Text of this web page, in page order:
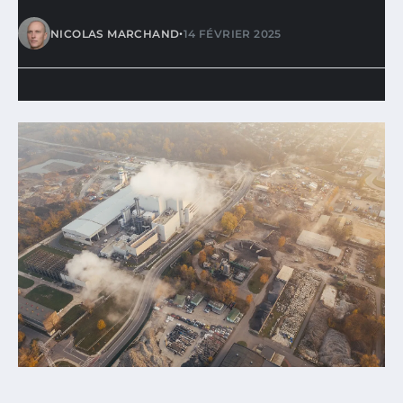
NICOLAS MARCHAND•14 FÉVRIER 2025